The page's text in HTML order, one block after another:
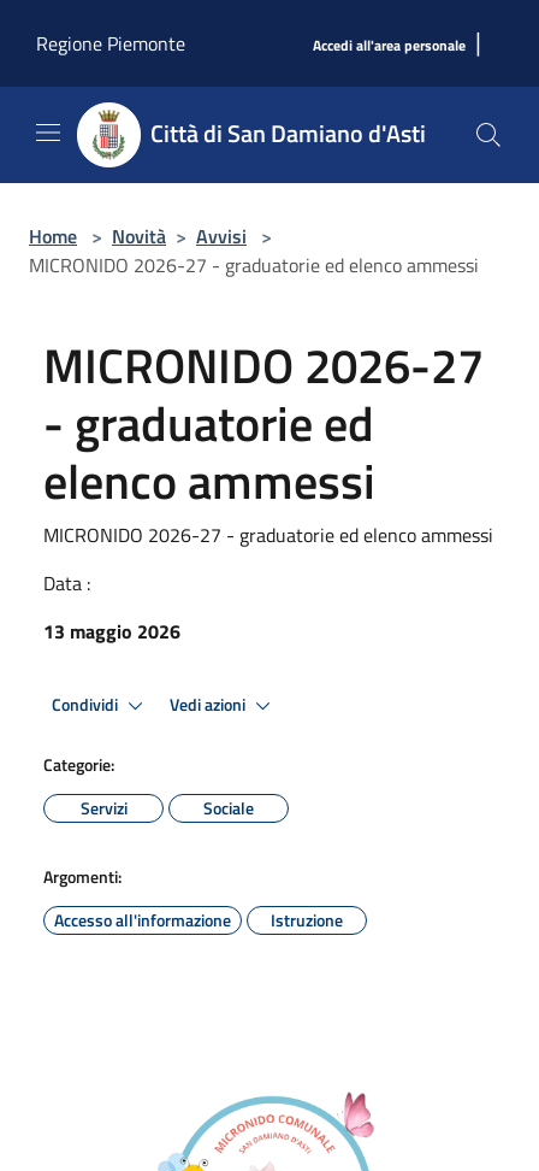
Regione Piemonte
Accedi all'area personale |
Città di San Damiano d'Asti
Home > Novità > Avvisi >
MICRONIDO 2026-27 - graduatorie ed elenco ammessi
MICRONIDO 2026-27
- graduatorie ed
elenco ammessi
MICRONIDO 2026-27 - graduatorie ed elenco ammessi
Data :
13 maggio 2026
Condividi Vedi azioni
Categorie:
Servizi
Sociale
Argomenti:
Accesso all'informazione
Istruzione